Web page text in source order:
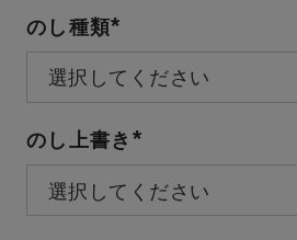
のし種類
(必
須)
のし上書き
(必
須)